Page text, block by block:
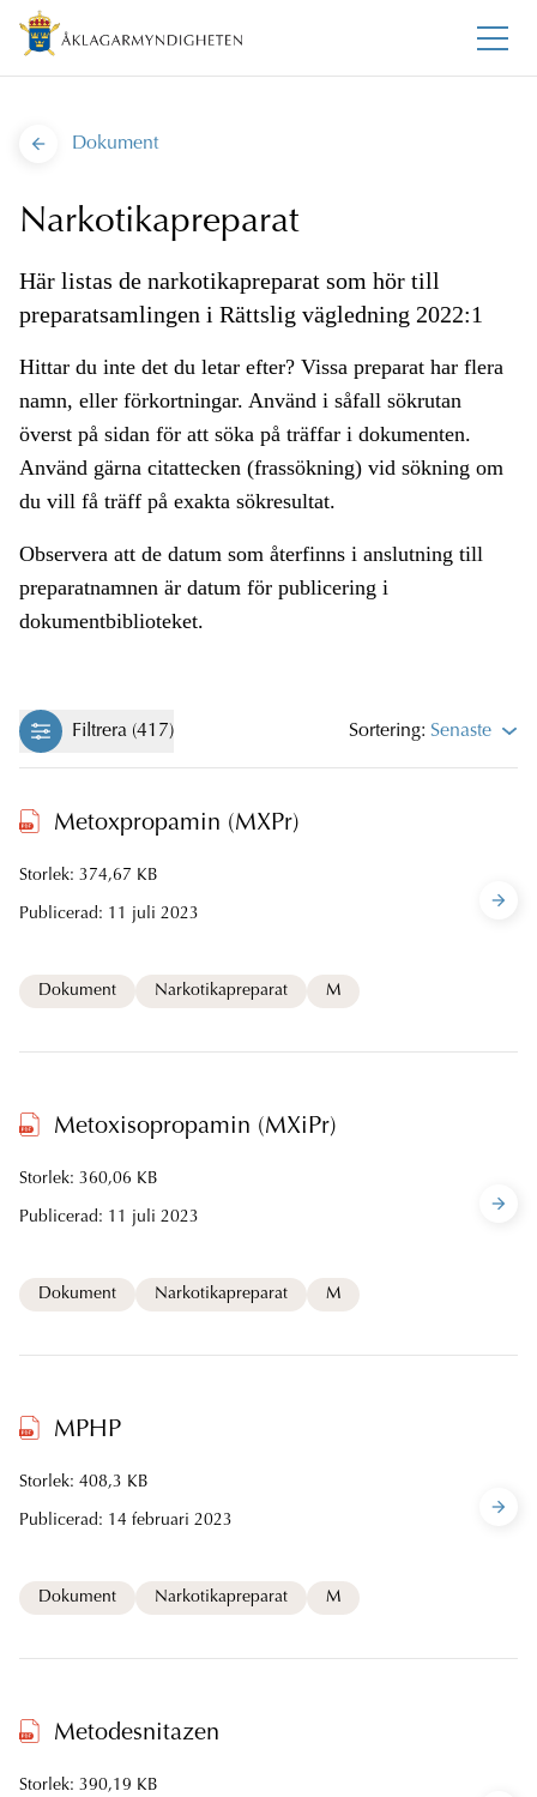
Dokument
Narkotikapreparat
Här listas de narkotikapreparat som hör till
preparatsamlingen i Rättslig vägledning 2022:1
Hittar du inte det du letar efter? Vissa preparat har flera
namn, eller förkortningar. Använd i såfall sökrutan
överst på sidan för att söka på träffar i dokumenten.
Använd gärna citattecken (frassökning) vid sökning om
du vill få träff på exakta sökresultat.
Observera att de datum som återfinns i anslutning till
preparatnamnen är datum för publicering i
dokumentbiblioteket.
Filtrera (417) Sortering: Senaste
Metoxpropamin (MXPr)
Storlek: 374,67 KB
Publicerad: 11 juli 2023
Dokument Narkotikapreparat M
Metoxisopropamin (MXiPr)
Storlek: 360,06 KB
Publicerad: 11 juli 2023
Dokument Narkotikapreparat M
MPHP
Storlek: 408,3 KB
Publicerad: 14 februari 2023
Dokument Narkotikapreparat M
Metodesnitazen
Storlek: 390,19 KB